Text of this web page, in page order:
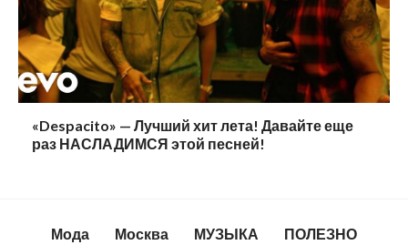
«Despacito» — Лучший хит лета! Давайте еще
раз НАСЛАДИМСЯ этой песней!
Мода Москва МУЗЫКА ПОЛЕЗНО